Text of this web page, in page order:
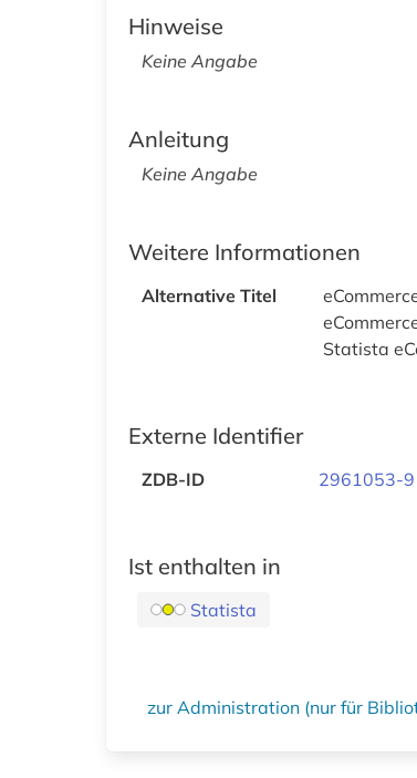
Hinweise
Keine Angabe
Anleitung
Keine Angabe
Weitere Informationen
Alternative Titel
Statista
Externe Identifier
ZDB-ID 2961053-9
Ist enthalten in
Statista
zur Administration (nur für